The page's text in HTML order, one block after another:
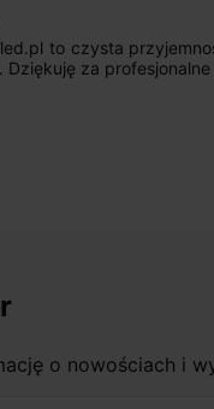
to czysta
Dziękuję za
o nowościach i